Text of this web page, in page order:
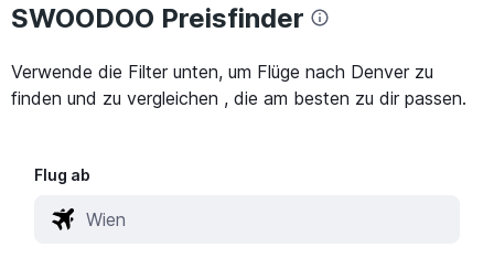
SWOODOO Preisfinder
Verwende die Filter unten, um Flüge nach Denver zu
finden und zu vergleichen , die am besten zu dir passen.
Flug ab